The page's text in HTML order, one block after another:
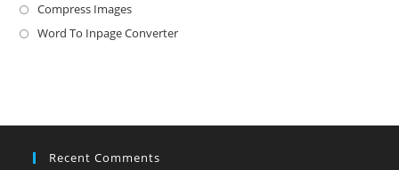
new
a
Compress ImagesOpens
in
Word To Inpage ConverterOpens
tab
Recent Comments